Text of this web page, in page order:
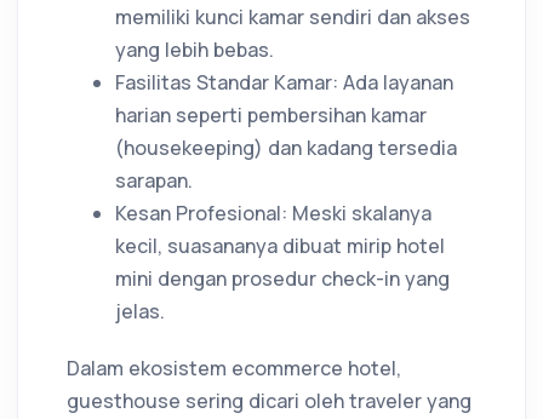
memiliki kunci kamar sendiri dan akses
yang lebih bebas.
Fasilitas Standar Kamar: Ada layanan
harian seperti pembersihan kamar
(housekeeping) dan kadang tersedia
sarapan.
Kesan Profesional: Meski skalanya
kecil, suasananya dibuat mirip hotel
mini dengan prosedur check-in yang
jelas.
Dalam ekosistem ecommerce hotel,
guesthouse sering dicari oleh traveler yang